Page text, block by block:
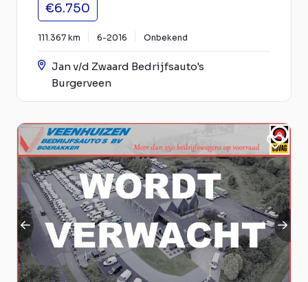
€6.750
111.367 km 6-2016 Onbekend
Jan v/d Zwaard Bedrijfsauto's
Burgerveen